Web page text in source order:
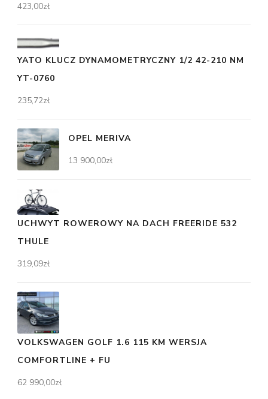
423,00zł
YATO KLUCZ DYNAMOMETRYCZNY 1/2 42-210 NM
YT-0760
235,72zł
OPEL MERIVA
13 900,00zł
UCHWYT ROWEROWY NA DACH FREERIDE 532
THULE
319,09zł
VOLKSWAGEN GOLF 1.6 115 KM WERSJA
COMFORTLINE + FU
62 990,00zł